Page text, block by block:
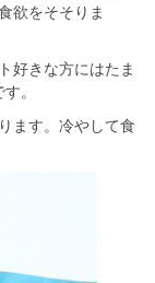
欲をそそりま
好きな方にはたま
。
ます。冷やして食